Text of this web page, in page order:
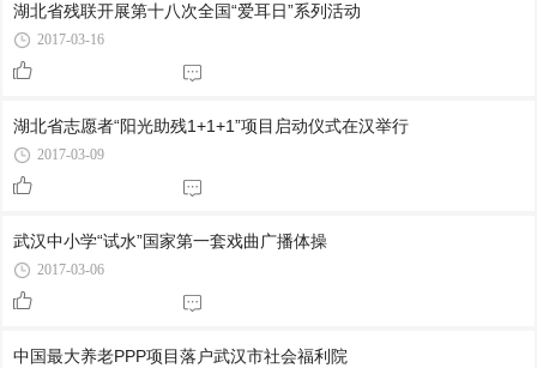
湖北省残联开展第十八次全国“爱耳日”系列活动
2017-03-16
湖北省志愿者“阳光助残1+1+1”项目启动仪式在汉举行
2017-03-09
武汉中小学“试水”国家第一套戏曲广播体操
2017-03-06
中国最大养老PPP项目落户武汉市社会福利院